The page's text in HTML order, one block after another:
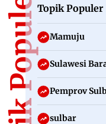
Topik Populer
Mamuju
Sulawesi
Pemprov
sulbar